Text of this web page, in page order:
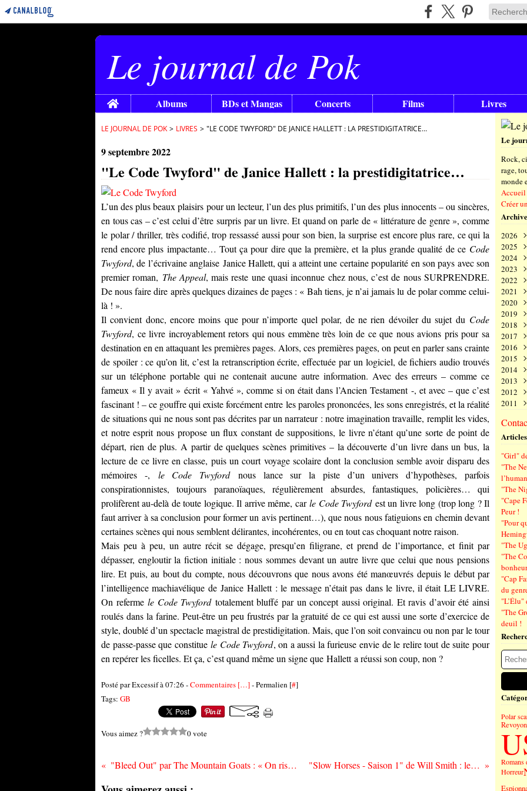
Le journal de Pok
Home Albums BDs et Mangas Concerts Films Livres
LE JOURNAL DE POK > LIVRES > "LE CODE TWYFORD" DE JANICE HALLETT : LA PRESTIDIGITATRICE…
9 septembre 2022
"Le Code Twyford" de Janice Hallett : la prestidigitatrice…
L’un des plus beaux plaisirs pour un lecteur, l’un des plus primitifs, l’un des plus innocents – ou sincères,
en tous cas – c’est celui d’être surpris par un livre. Et quand on parle de « littérature de genre », comme
le polar / thriller, très codifié, trop ressassé aussi pour son bien, la surprise est encore plus rare, ce qui la
rend encore plus impactante… Tout ça pour dire que la première, et la plus grande qualité de ce Code
Twyford, de l’écrivaine anglaise Janice Hallett, qui a atteint une certaine popularité en son pays avec son
premier roman, The Appeal, mais reste une quasi inconnue chez nous, c’est de nous SURPRENDRE.
De nous faire dire après quelques dizaines de pages : « Bah tiens, je n’ai jamais lu de polar comme celui-
là ! ».
Il convient donc, encore moins que pour n’importe quel polar, de ne rien dévoiler du sujet du Code
Twyford, ce livre incroyablement retors qui nous emmène très loin de ce que nous avions pris pour sa
destination en en attaquant les premières pages. Alors, ces premières pages, on peut en parler sans crainte
de spoiler : ce qu’on lit, c’est la retranscription écrite, effectuée par un logiciel, de fichiers audio trouvés
sur un téléphone portable qui ne contenait aucune autre information. Avec des erreurs – comme ce
fameux « Il y avait » écrit « Yahvé », comme si on était dans l’Ancien Testament -, et avec – que c’est
fascinant ! – ce gouffre qui existe forcément entre les paroles prononcées, les sons enregistrés, et la réalité
de situations qui ne nous sont pas décrites par un narrateur : notre imagination travaille, remplit les vides,
et notre esprit nous propose un flux constant de suppositions, le livre n’étant qu’une sorte de point de
départ, rien de plus. A partir de quelques scènes primitives – la découverte d’un livre dans un bus, la
lecture de ce livre en classe, puis un court voyage scolaire dont la conclusion semble avoir disparu des
mémoires -, le Code Twyfordnous lance sur la piste d’un univers d’hypothèses, parfois
conspirationnistes, toujours paranoïaques, régulièrement absurdes, fantastiques, policières… qui
prolifèrent au-delà de toute logique. Il arrive même, carle Code Twyfordest un livre long (trop long ? Il
faut arriver à sa conclusion pour former un avis pertinent…), que nous nous fatiguions en chemin devant
certaines scènes qui nous semblent délirantes, incohérentes, ou en tout cas choquant notre raison.
Mais peu à peu, un autre récit se dégage, presqu’en filigrane, et prend de l’importance, et finit par
dépasser, engloutir la fiction initiale : nous sommes devant un autre livre que celui que nous pensions
lire. Et puis, au bout du compte, nous découvrons que nous avons été manœuvrés depuis le début par
l’intelligence machiavélique deJanice Hallett: le message n’était pas dans le livre, il était LE LIVRE.
On refermele Code Twyfordtotalement bluffé par un concept aussi original. Et ravis d’avoir été ainsi
roulés dans la farine. Peut-être un peu frustrés par la gratuité de ce qui est aussi une sorte d’exercice de
style, doublé d’un spectacle magistral de prestidigitation. Mais, que l’on soit convaincu ou non par le tour
de passe-passe que constituele Code Twyford, on a aussi la furieuse envie de le relire tout de suite pour
en repérer les ficelles. Et ça, c’est quand même un signe que Halletta réussi son coup, non ?
Posté par Excessif à 07:26 -Commentaires […]- Permalien [#]
Tags: GB
Vous aimez ? 0 vote
"Bleed Out" par The Mountain Goats : « On risque de manquer de balles ! » "Slow Horses - Saison 1" de Will Smith : le bureau des sans-légendes
Le
Rock,
rage,
monde
Créer
2026
Août
Juillet
Juin
Mai
Avril
Mars
2025
Août
Juillet
Juin
Mai
Avril
Mars
2024
Août
Juillet
Juin
Mai
Avril
Mars
2023
Août
Juillet
Juin
Mai
Avril
Mars
2022
Août
Juillet
Juin
Mai
Avril
Mars
2021
Août
Juillet
Juin
Mai
Avril
Mars
2020
Août
Juillet
Juin
Mai
Avril
2019
Août
Juillet
Juin
Mai
2018
Août
Juillet
Juin
Mars
2017
Août
Juillet
Mai
Avril
2016
Août
Juin
Mai
2015
Juin
Mai
2014
Juin
Mai
2013
Août
Juin
Mai
2012
Juin
Mai
2011
"Girl"
"The
"The
"Cape
Peur !
"Pour
"The
"The
bonheur
"Cap
du
"L’Élu"
"The
deuil !
Polar
Romans
Horreur